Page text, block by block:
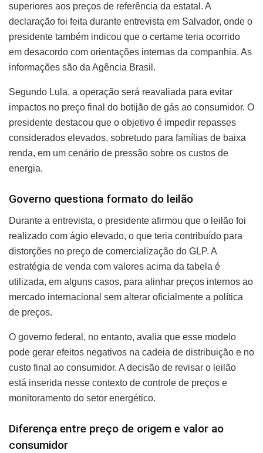
superiores aos preços de referência da estatal. A
declaração foi feita durante entrevista em Salvador, onde o
presidente também indicou que o certame teria ocorrido
em desacordo com orientações internas da companhia. As
informações são da Agência Brasil.
Segundo Lula, a operação será reavaliada para evitar
impactos no preço final do botijão de gás ao consumidor. O
presidente destacou que o objetivo é impedir repasses
considerados elevados, sobretudo para famílias de baixa
renda, em um cenário de pressão sobre os custos de
energia.
Governo questiona formato do leilão
Durante a entrevista, o presidente afirmou que o leilão foi
realizado com ágio elevado, o que teria contribuído para
distorções no preço de comercialização do GLP. A
estratégia de venda com valores acima da tabela é
utilizada, em alguns casos, para alinhar preços internos ao
mercado internacional sem alterar oficialmente a política
de preços.
O governo federal, no entanto, avalia que esse modelo
pode gerar efeitos negativos na cadeia de distribuição e no
custo final ao consumidor. A decisão de revisar o leilão
está inserida nesse contexto de controle de preços e
monitoramento do setor energético.
Diferença entre preço de origem e valor ao
consumidor